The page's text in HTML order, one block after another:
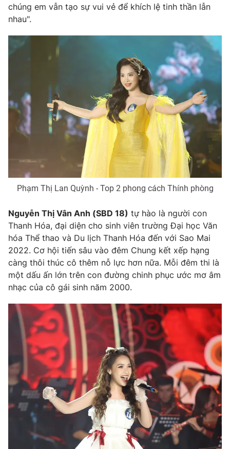
THỜI BÁO VTV
Cơ quan chủ quản:
Đài Truyền hình Việt Nam
Cơ quan báo chí:Thời báo VTV
Giấy phép hoạt động báo in và báo điện tử số 483/GP-BTTTT
cấp ngày 29/12/2023
Vũ Thanh Thủy
Phó Tổng Biên tập:
Nguyễn Thị Mỹ Hạnh, Phạm Quốc Thắng,
Nguyễn Trọng Ninh
Tổng đài VTV:024.38 355 931 - 024.38 355 932
Email: toasoan@vtv.vn
Liên hệ quảng cáo: 024-7300.7108
® Cấm sao chép dưới mọi hình thức nếu không có sự chấp
thuận bằng văn bản. Ghi rõ nguồn VTV.vn khi phát hành lại
thông tin từ website này.
chúng em vẫn tạo sự vui vẻ để khích lệ tinh thần lẫn
nhau".
Phạm Thị Lan Quỳnh - Top 2 phong cách Thính phòng
Nguyễn Thị Vân Anh (SBD 18) tự hào là người con
Thanh Hóa, đại diện cho sinh viên trường Đại học Văn
hóa Thể thao và Du lịch Thanh Hóa đến với Sao Mai
2022. Cơ hội tiến sâu vào đêm Chung kết xếp hạng
càng thôi thúc cô thêm nỗ lực hơn nữa. Mỗi đêm thi là
một dấu ấn lớn trên con đường chinh phục ước mơ âm
nhạc của cô gái sinh năm 2000.